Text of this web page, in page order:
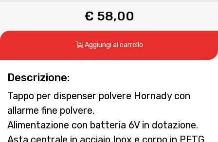
€ 58,00
Aggiungi al carrello
Descrizione:
Tappo per dispenser polvere Hornady con
allarme fine polvere.
Alimentazione con batteria 6V in dotazione.
Asta centrale in acciaio Inox e corpo in PETG